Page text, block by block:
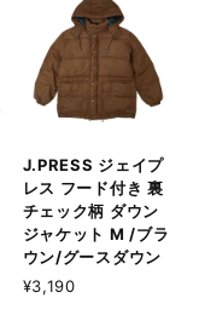
J.PRESS ジェイプ
レス フード付き 裏
チェック柄 ダウン
ジャケット M /ブラ
ウン/グースダウン
¥3,190